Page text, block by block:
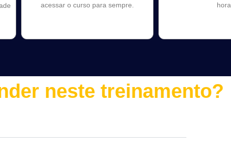
acessar o curso para sempre.
hora.
neste treinamento?​